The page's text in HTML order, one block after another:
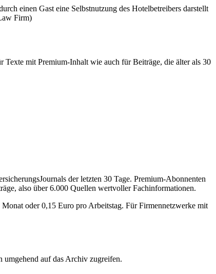
einen Gast eine Selbstnutzung des Hotelbetreibers darstellt
Firm)
mit Premium-Inhalt wie auch für Beiträge, die älter als 30
der letzten 30 Tage. Premium-Abonnenten
also über 6.000 Quellen wertvoller Fachinformationen.
oder 0,15 Euro pro Arbeitstag. Für Firmennetzwerke mit
umgehend auf das Archiv zugreifen.